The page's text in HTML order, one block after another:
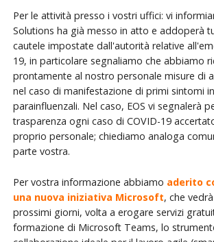
Per le attività presso i vostri uffici: vi
Solutions ha già messo in atto e addoperà
cautele impostate dall'autorità relative
19, in particolare segnaliamo che abbiamo
prontamente al nostro personale misure di
nel caso di manifestazione di primi sintomi
parainfluenzali. Nel caso, EOS vi segnalerà
trasparenza ogni caso di COVID-19
proprio personale; chiediamo analoga
parte vostra.
Per vostra informazione abbiamo aderito
una nuova iniziativa Microsoft, che
prossimi giorni, volta a erogare servizi
formazione di Microsoft Teams, lo